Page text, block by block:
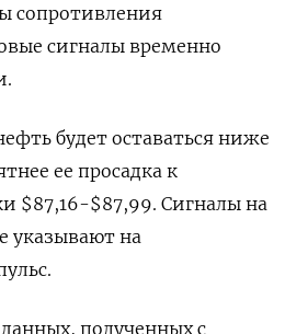
сопротивления
сигналы временно
будет оставаться ниже
ее просадка к
$87,16-$87,99. Сигналы на
указывают на
полученных с